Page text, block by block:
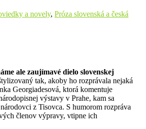
a novely, Próza slovenská a česká
ale zaujímavé dielo slovenskej
tak, akoby ho rozprávala nejaká
Georgiadesová, ktorá komentuje
výstavy v Prahe, kam sa
z Tisovca. S humorom rozpráva
členov výpravy, vtipne ich